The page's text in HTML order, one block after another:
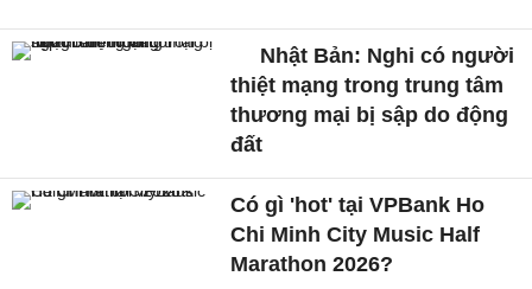
Nhật Bản: Nghi có người
thiệt mạng trong trung tâm
thương mại bị sập do động
đất
Có gì 'hot' tại VPBank Ho
Chi Minh City Music Half
Marathon 2026?